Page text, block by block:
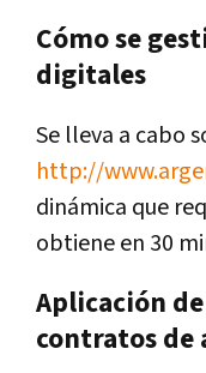
Cómo se
digitales
Se lleva a cabo
http://
dinámica que
obtiene en 30
Aplicación
contratos de